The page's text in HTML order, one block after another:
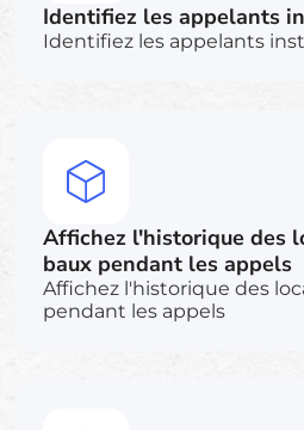
Identifiez les appelants
Identifiez les appelants
Affichez l'historique des
baux pendant les appels
Affichez l'historique des
pendant les appels